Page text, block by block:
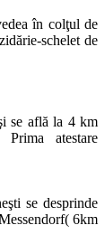
în colţul de
schelet de
se află la 4 km
atestare
se desprinde
6km